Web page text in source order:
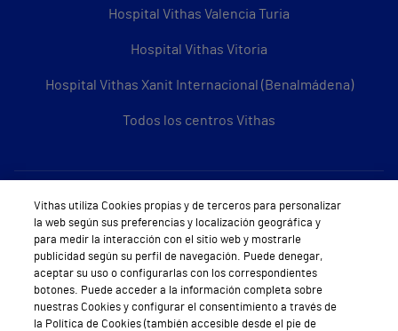
Hospital Vithas Valencia Turia
Hospital Vithas Vitoria
Hospital Vithas Xanit Internacional (Benalmádena)
Todos los centros Vithas
Sobre Vithas
Quiénes somos
Trabajar en Vithas
Teléfono Cita Médica
Vithas utiliza Cookies propias y de terceros para personalizar
la web según sus preferencias y localización geográfica y
para medir la interacción con el sitio web y mostrarle
publicidad según su perfil de navegación. Puede denegar,
aceptar su uso o configurarlas con los correspondientes
botones. Puede acceder a la información completa sobre
nuestras Cookies y configurar el consentimiento a través de
la Política de Cookies (también accesible desde el pie de